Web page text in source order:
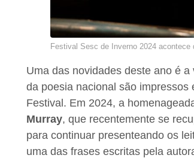
Festival Sesc de Inverno 2024 acontece
Uma das novidades deste ano é a
da poesia nacional são
Festival. Em 2024, a
Murray, que recentemente se
para continuar presenteando os
uma das frases escritas pela